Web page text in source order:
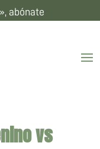
abónate
vs